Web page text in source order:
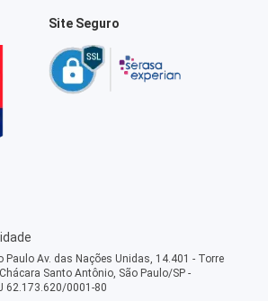
Site Seguro
Paulo Av. das Nações Unidas, 14.401 - Torre
Santo Antônio, São Paulo/SP -
62.173.620/0001-80